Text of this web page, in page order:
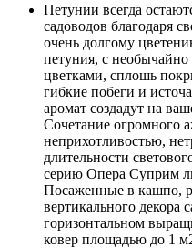
Петунии всегда
садоводов благодаря
очень долгому
петуния, с
цветками, сплошь
гибкие побеги и
аромат создадут на
Сочетание огромного
неприхотливостью,
длительности
серию Опера Суприм
Посаженные в кашпо,
вертикального декора
горизонтальном
ковер площадью до 1